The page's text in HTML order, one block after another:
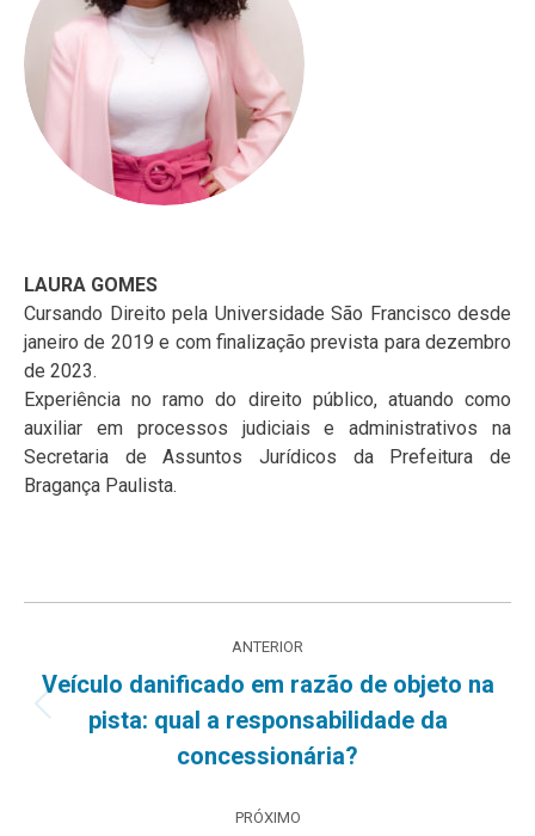
LAURA GOMES
Cursando Direito pela Universidade São Francisco desde
janeiro de 2019 e com finalização prevista para dezembro
de 2023.
Experiência no ramo do direito público, atuando como
auxiliar em processos judiciais e administrativos na
Secretaria de Assuntos Jurídicos da Prefeitura de
Bragança Paulista.
de
post:
ANTERIOR
Post
anterior:
Veículo danificado em razão de objeto na
pista: qual a responsabilidade da
concessionária?
PRÓXIMO